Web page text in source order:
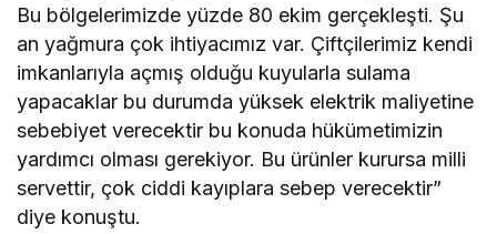
Bu bölgelerimizde yüzde 80 ekim gerçekleşti. Şu
an yağmura çok ihtiyacımız var. Çiftçilerimiz kendi
imkanlarıyla açmış olduğu kuyularla sulama
yapacaklar bu durumda yüksek elektrik maliyetine
sebebiyet verecektir bu konuda hükümetimizin
yardımcı olması gerekiyor. Bu ürünler kurursa milli
servettir, çok ciddi kayıplara sebep verecektir”
diye konuştu.